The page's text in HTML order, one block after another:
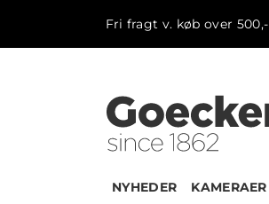
Fri fragt v. køb over 500,-
NYHEDER KAMERAER